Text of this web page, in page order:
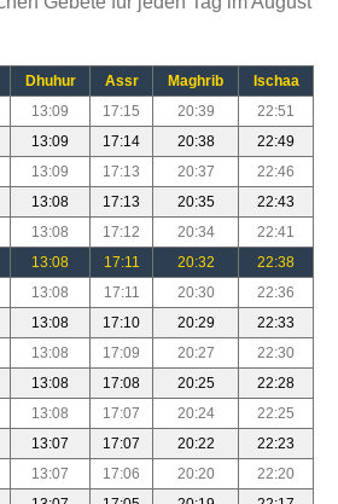
Dhuhur Assr Maghrib
Ischaa
13:09 17:15 20:39
22:51
13:09 17:14 20:38
22:49
13:09 17:13 20:37
22:46
13:08 17:13 20:35
22:43
13:08 17:12 20:34
22:41
13:08 17:11 20:32
22:38
13:08 17:11 20:30
22:36
13:08 17:10 20:29
22:33
13:08 17:09 20:27
22:30
13:08 17:08 20:25
22:28
13:08 17:07 20:24
22:25
13:07 17:07 20:22
22:23
13:07 17:06 20:20
22:20